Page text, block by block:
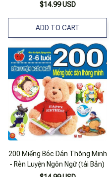
$14.99 USD
ADD TO CART
200 Miếng Bóc Dán Thông Minh
- Rèn Luyện Ngôn Ngữ (tái Bản)